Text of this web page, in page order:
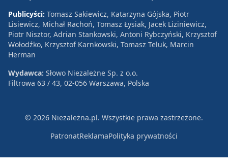
Publicyści: Tomasz Sakiewicz, Katarzyna Gójska, Piotr
Lisiewicz, Michał Rachoń, Tomasz Łysiak, Jacek Liziniewicz,
Piotr Nisztor, Adrian Stankowski, Antoni Rybczyński, Krzysztof
Wołodźko, Krzysztof Karnkowski, Tomasz Teluk, Marcin
Herman
Wydawca: Słowo Niezależne Sp. z o.o.
Filtrowa 63 / 43, 02-056 Warszawa, Polska
© 2026 Niezależna.pl. Wszystkie prawa zastrzeżone.
PatronatReklamaPolityka prywatności